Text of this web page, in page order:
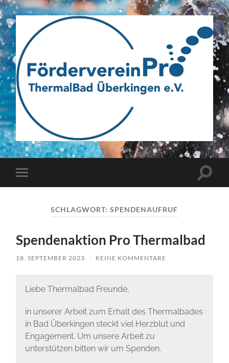
Webseite
des
Fördervereins
Menü
SCHLAGWORT:SPENDENAUFRUF
Spendenaktion Pro Thermalbad
18. SEPTEMBER 2023 / KEINE KOMMENTARE
Liebe Thermalbad Freunde,
in unserer Arbeit zum Erhalt des Thermalbades
in Bad Überkingen steckt viel Herzblut und
Engagement. Um unsere Arbeit zu
unterstützen bitten wir um Spenden.